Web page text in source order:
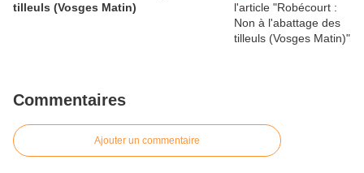
tilleuls (Vosges Matin)
Commentaires
Ajouter un commentaire